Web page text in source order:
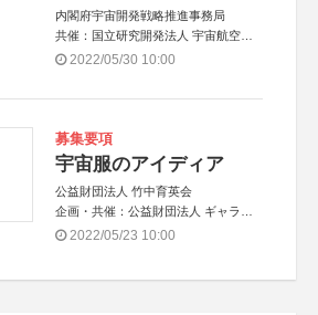
内閣府宇宙開発戦略推進事務局
共催：国立研究開発法人 宇宙航空研
究開発機構（JAXA）、国立研究開発
開発機関（GISTDA）
2022/05/30 10:00
募集要項
宇宙服のアイディア
公益財団法人 竹中育英会
企画・共催：公益財団法人 ギャラリ
ー エー クワッド
2022/05/23 10:00